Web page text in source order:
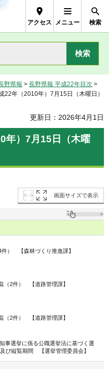
アクセス メニュー 検索
野県報 > 長野県報 平成22年目次 >
22年（2010年）7月15日（木曜日）
更新日：2026年4月1日
年）7月15日（木曜
画面サイズで表示
） 【森林づくり推進課】
（2件） 【道路管理課】
（2件） 【道路管理課】
事選挙に係る公職選挙法に基づく選
び縦覧期間 【選挙管理委員会】